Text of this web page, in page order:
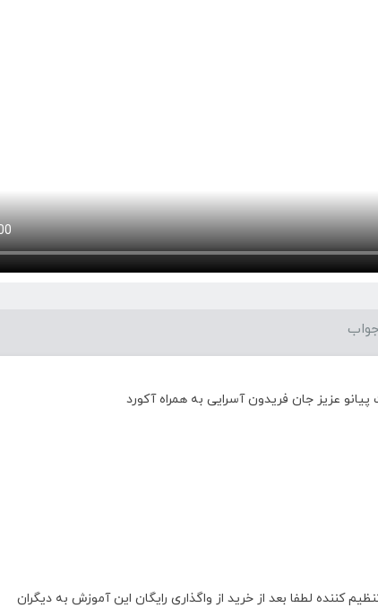
عزیز جان فریدون آسرایی به همراه آکورد
لطفا بعد از خرید از واگذاری رایگان این آموزش به دیگران